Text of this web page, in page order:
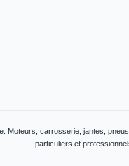
Moteurs, carrosserie, jantes,
particuliers et